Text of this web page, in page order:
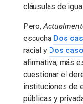
cláusulas de
Pero,
escucha Dos
racial y Dos
afirmativa, más
cuestionar el
instituciones de
públicas y